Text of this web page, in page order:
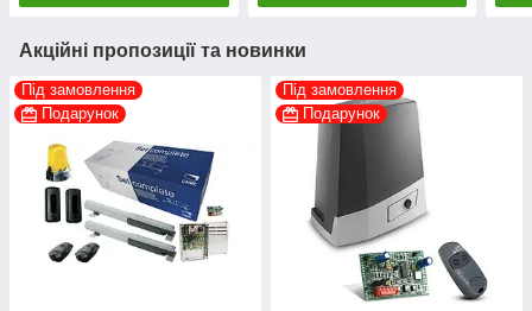
Акційні пропозиції та новинки
Під замовлення
Подарунок
Під замовлення
Подарунок